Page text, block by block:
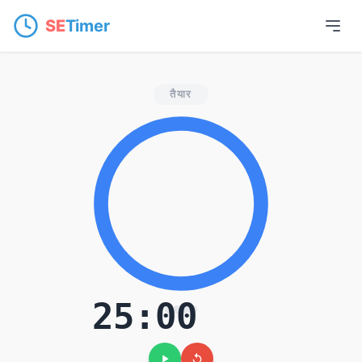
SETimer
ऑनलाइन पोमोडोरो
तैयार
25:00